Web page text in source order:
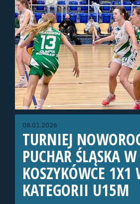
08.01.2026
TURNIEJ
PUCHAR ŚLĄSKA W
KOSZYKÓWCE 1X1
KATEGORII U15M